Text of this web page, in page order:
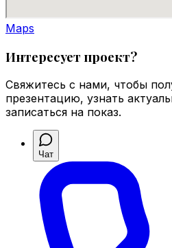
Maps
Интересует проект?
Свяжитесь с нами, чтобы
презентацию, узнать
записаться на показ.
Чат